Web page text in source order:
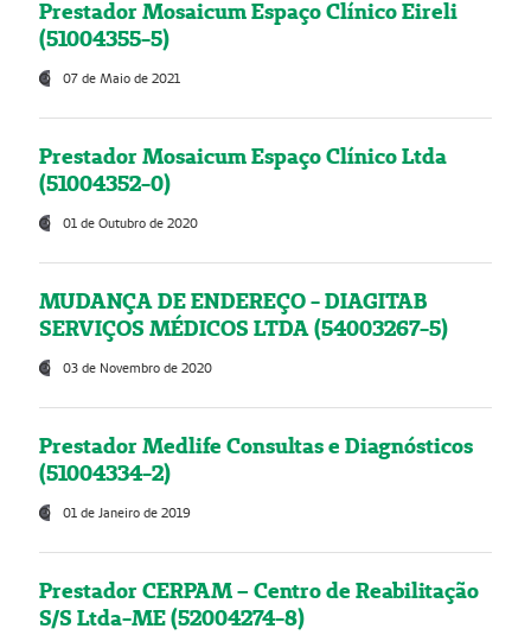
Prestador Mosaicum Espaço Clínico Eireli
(51004355-5)
07 de Maio de 2021
Prestador Mosaicum Espaço Clínico Ltda
(51004352-0)
01 de Outubro de 2020
MUDANÇA DE ENDEREÇO - DIAGITAB
SERVIÇOS MÉDICOS LTDA (54003267-5)
03 de Novembro de 2020
Prestador Medlife Consultas e Diagnósticos
(51004334-2)
01 de Janeiro de 2019
Prestador CERPAM – Centro de Reabilitação
S/S Ltda-ME (52004274-8)